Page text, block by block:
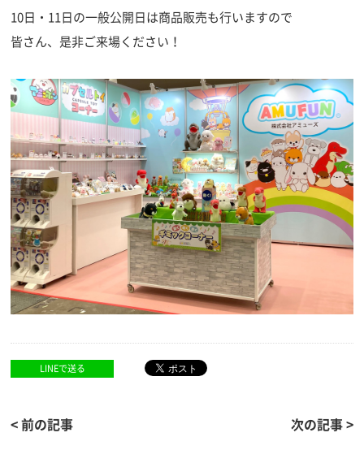
10日・11日の一般公開日は商品販売も行いますので
皆さん、是非ご来場ください！
LINEで送る
< 前の記事 次の記事 >